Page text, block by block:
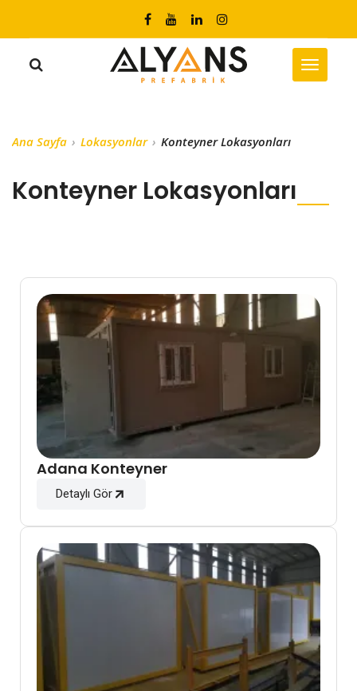
Ana Sayfa Lokasyonlar Konteyner Lokasyonları
Konteyner Lokasyonları
Adana Konteyner
Detaylı Gör